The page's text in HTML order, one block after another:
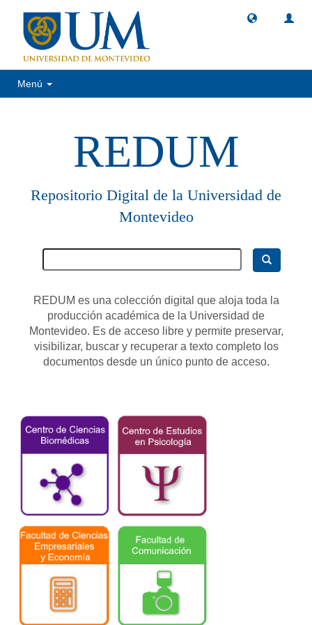
Menú
REDUM
Repositorio Digital de la Universidad de
Montevideo
REDUM es una colección digital que aloja toda la
producción académica de la Universidad de
Montevideo. Es de acceso libre y permite preservar,
visibilizar, buscar y recuperar a texto completo los
documentos desde un único punto de acceso.